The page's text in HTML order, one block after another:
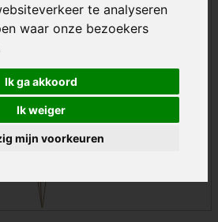
te analyseren
waar onze bezoekers
Ik ga akkoord
Ik weiger
mijn voorkeuren